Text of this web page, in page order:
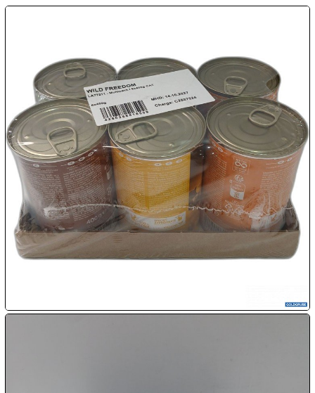

10.08:
10.08: